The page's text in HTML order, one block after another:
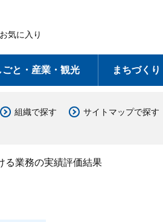
お気に入り
ごと・産業・観光 まちづくり
組織で探す サイトマップで探す
る業務の実績評価結果